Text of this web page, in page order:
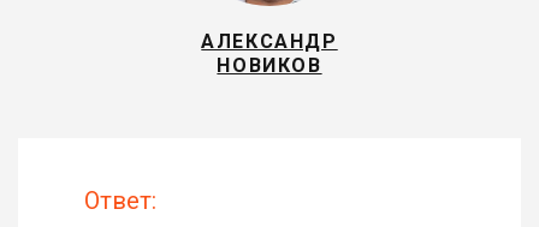
АЛЕКСАНДР
НОВИКОВ
Ответ: